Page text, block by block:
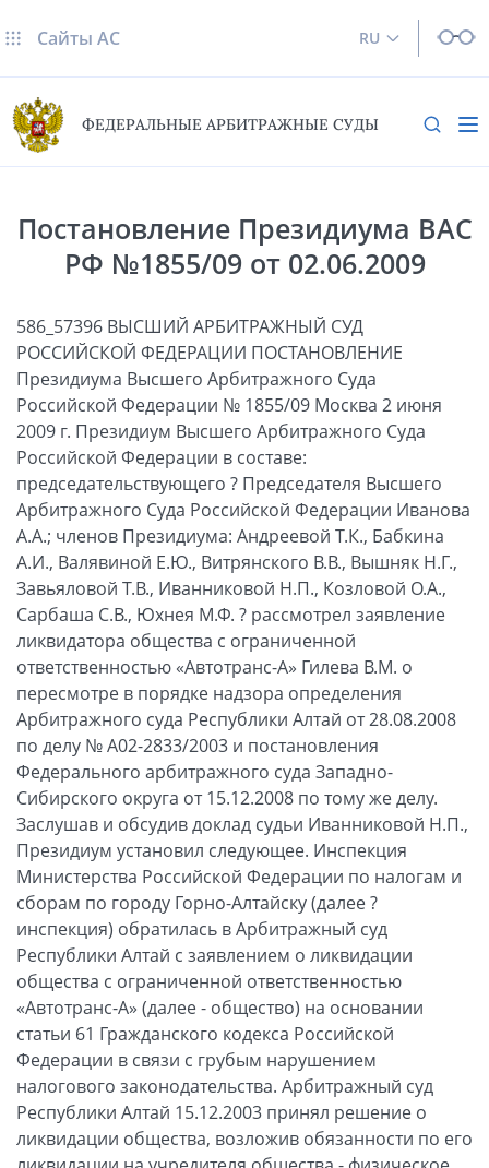
RU
Сайты AC
ФЕДЕРАЛЬНЫЕ АРБИТРАЖНЫЕ СУДЫ
Постановление Президиума ВАС
РФ №1855/09 от 02.06.2009
586_57396 ВЫСШИЙ АРБИТРАЖНЫЙ СУД
РОССИЙСКОЙ ФЕДЕРАЦИИ ПОСТАНОВЛЕНИЕ
Президиума Высшего Арбитражного Суда
Российской Федерации № 1855/09 Москва 2 июня
2009 г. Президиум Высшего Арбитражного Суда
Российской Федерации в составе:
председательствующего ? Председателя Высшего
Арбитражного Суда Российской Федерации Иванова
А.А.; членов Президиума: Андреевой Т.К., Бабкина
А.И., Валявиной Е.Ю., Витрянского В.В., Вышняк Н.Г.,
Завьяловой Т.В., Иванниковой Н.П., Козловой О.А.,
Сарбаша С.В., Юхнея М.Ф. ? рассмотрел заявление
ликвидатора общества с ограниченной
ответственностью «Автотранс-А» Гилева В.М. о
пересмотре в порядке надзора определения
Арбитражного суда Республики Алтай от 28.08.2008
по делу № А02-2833/2003 и постановления
Федерального арбитражного суда Западно-
Сибирского округа от 15.12.2008 по тому же делу.
Заслушав и обсудив доклад судьи Иванниковой Н.П.,
Президиум установил следующее. Инспекция
Министерства Российской Федерации по налогам и
сборам по городу Горно-Алтайску (далее ?
инспекция) обратилась в Арбитражный суд
Республики Алтай с заявлением о ликвидации
общества с ограниченной ответственностью
«Автотранс-А» (далее - общество) на основании
статьи 61 Гражданского кодекса Российской
Федерации в связи с грубым нарушением
налогового законодательства. Арбитражный суд
Республики Алтай 15.12.2003 принял решение о
ликвидации общества, возложив обязанности по его